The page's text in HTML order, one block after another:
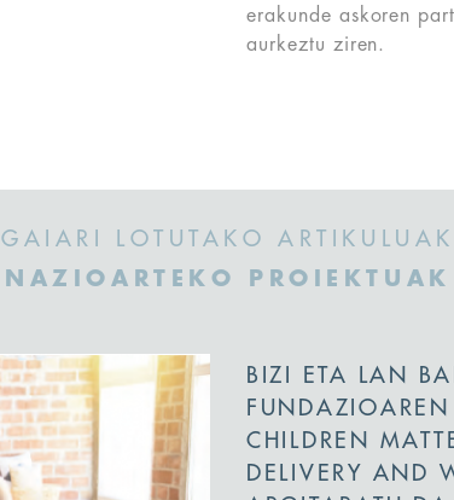
erakunde askoren
aurkeztu ziren.
GAIARI LOTUTAKO ARTIKULUAK
NAZIOARTEKO PROIEKTUAK
BIZI ETA LAN
CHILDREN
DELIVERY AND